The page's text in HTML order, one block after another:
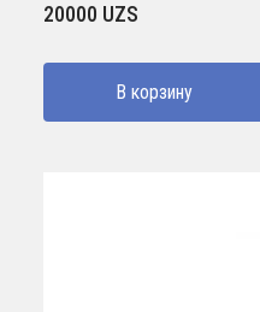
20000 UZS
В корзину